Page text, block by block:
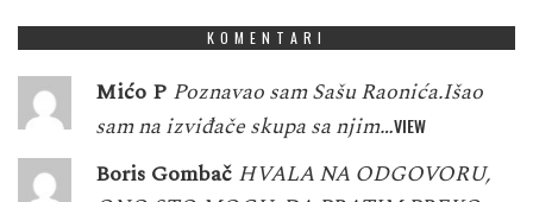
KOMENTARI
Mićo P Poznavao sam Sašu Raonića.Išao
sam na izviđače skupa sa njim…VIEW
Boris Gombač HVALA NA ODGOVORU,